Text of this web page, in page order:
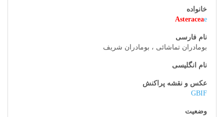
Asteraceae
بومادران تماشائی ، بومادران شریف
GBIF